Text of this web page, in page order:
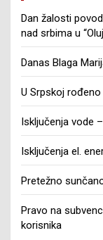
Dan žalosti
nad srbima u
Danas Blaga
U Srpskoj
Isključenja vode
Isključenja el.
Pretežno
Pravo na
korisnika